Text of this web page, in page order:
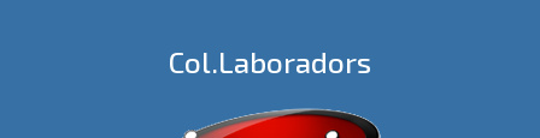
Col.laboradors